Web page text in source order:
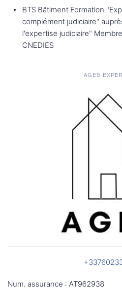
BTS Bâtiment Formation
complément judiciaire"
l'expertise judiciaire"
CNEDIES
AGEB-
Num. assurance : AT962938